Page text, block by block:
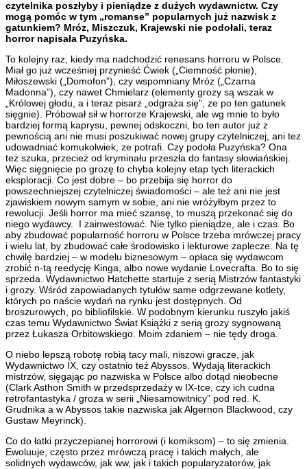
czytelnika poszłyby i pieniądze z dużych wydawnictw. Czy
mogą pomóc w tym „romanse” popularnych już nazwisk z
gatunkiem? Mróz, Miszczuk, Krajewski nie podołali, teraz
horror napisała Puzyńska.
To kolejny raz, kiedy ma nadchodzić renesans horroru w Polsce.
Miał go już wcześniej przynieść Ćwiek („Ciemność płonie),
Miłoszewski („Domofon”), czy wspomniany Mróz („Czarna
Madonna”), czy nawet Chmielarz (elementy grozy są wszak w
„Królowej głodu, a i teraz pisarz „odgraża się”, ze po ten gatunek
sięgnie). Próbował sił w horrorze Krajewski, ale wg mnie to było
bardziej formą kaprysu, pewnej odskoczni, bo ten autor już z
pewnością ani nie musi poszukiwać nowej grupy czytelniczej, ani tez
udowadniać komukolwiek, ze potrafi. Czy podoła Puzyńska? Ona
też szuka, przecież od kryminału przeszła do fantasy słowiańskiej.
Więc sięgnięcie po grozę to chyba kolejny etap tych literackich
eksploracji. Co jest dobre – bo przebija się horror do
powszechniejszej czytelniczej świadomości – ale też ani nie jest
zjawiskiem nowym samym w sobie, ani nie wróżyłbym przez to
rewolucji. Jeśli horror ma mieć szansę, to muszą przekonać się do
niego wydawcy. I zainwestować. Nie tylko pieniądze, ale i czas. Bo
aby zbudować popularność horroru w Polsce trzeba mrówczej pracy
i wielu lat, by zbudować całe środowisko i lekturowe zaplecze. Na tę
chwilę bardziej – w modelu biznesowym – opłaca się wydawcom
zrobić n-tą reedycję Kinga, albo nowe wydanie Lovecrafta. Bo to się
sprzeda. Wydawnictwo Hatchette startuje z serią Mistrzów fantastyki
i grozy. Wśród zapowiadanych tytułów same odgrzewane kotlety,
których po naście wydań na rynku jest dostępnych. Od
broszurowych, po bibliofilskie. W podobnym kierunku ruszyło jakiś
czas temu Wydawnictwo Świat Książki z serią grozy sygnowaną
przez Łukasza Orbitowskiego. Moim zdaniem – nie tędy droga.
O niebo lepszą robotę robią tacy mali, niszowi gracze, jak
Wydawnictwo IX, czy ostatnio też Abyssos. Wydają literackich
mistrzów, sięgając po nazwiska w Polsce albo dotąd nieobecne
(Clark Asthon Smith w przedsprzedaży w IX-tce, czy ich cudna
retrofantastyka / groza w serii „Niesamowitnicy” pod red. K.
Grudnika a w Abyssos takie nazwiska jak Algernon Blackwood, czy
Gustaw Meyrinck).
Co do łatki przyczepianej horrorowi (i komiksom) – to się zmienia.
Ewoluuje, często przez mrówczą pracę i takich małych, ale
solidnych wydawców, jak ww, jak i takich popularyzatorów, jak